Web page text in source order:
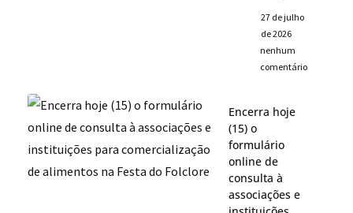
27 de julho
de 2026
nenhum
comentário
Encerra hoje
(15) o
formulário
online de
consulta à
associações e